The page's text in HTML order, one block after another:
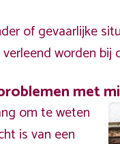
of gevaarlijke
worden bij
met
om te weten
is van een